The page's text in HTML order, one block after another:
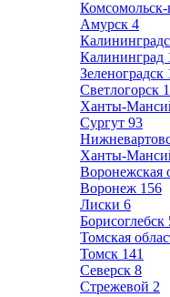
Амурск 4
Калининград
Зеленоградск
Светлогорск
Ханты-
Сургут 93
Ханты-
Воронежская
Воронеж 156
Лиски 6
Борисоглебск
Томская
Томск 141
Северск 8
Стрежевой 2